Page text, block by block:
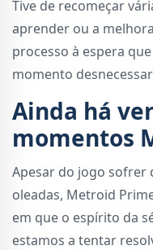
Tive de recomeçar
aprender ou a
processo à espera
momento
Ainda há
momentos
Apesar do jogo sofrer
oleadas, Metroid
em que o espírito da
estamos a tentar